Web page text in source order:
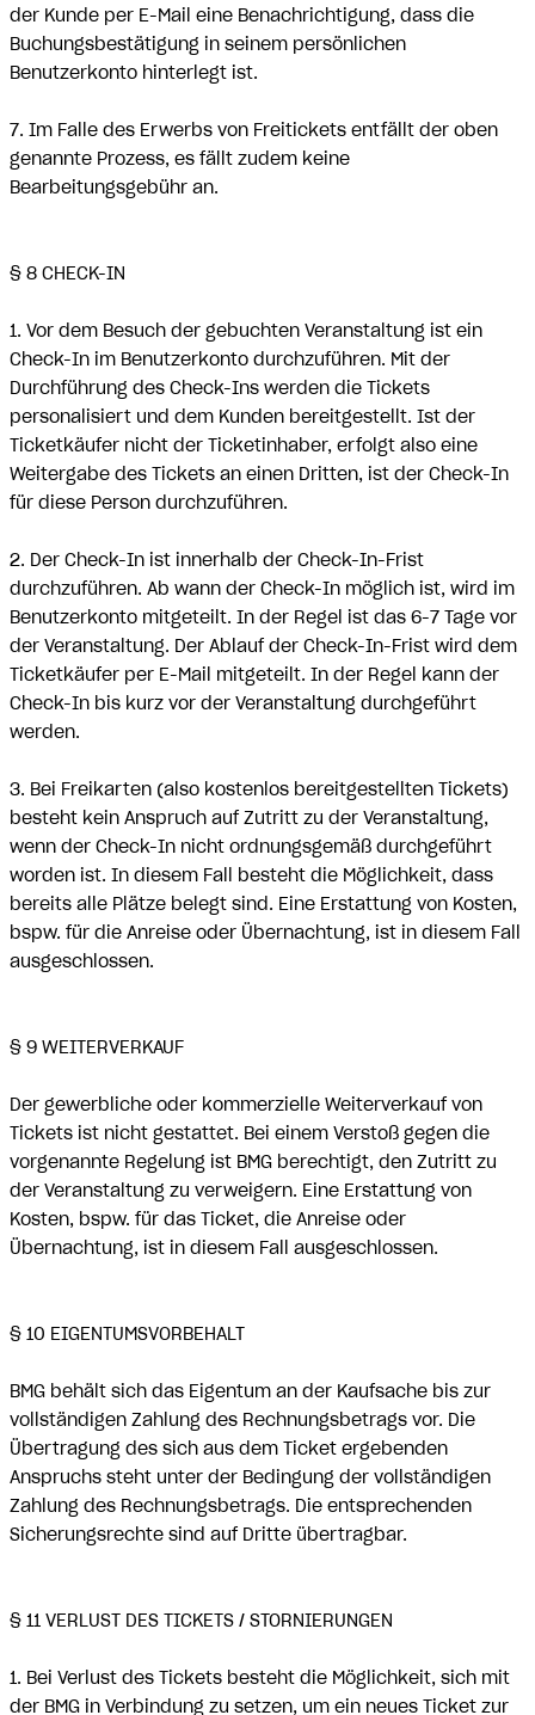
der Kunde per E-Mail eine Benachrichtigung, dass die
Buchungsbestätigung in seinem persönlichen
Benutzerkonto hinterlegt ist.
7. Im Falle des Erwerbs von Freitickets entfällt der oben
genannte Prozess, es fällt zudem keine
Bearbeitungsgebühr an.
§ 8 CHECK-IN
1. Vor dem Besuch der gebuchten Veranstaltung ist ein
Check-In im Benutzerkonto durchzuführen. Mit der
Durchführung des Check-Ins werden die Tickets
personalisiert und dem Kunden bereitgestellt. Ist der
Ticketkäufer nicht der Ticketinhaber, erfolgt also eine
Weitergabe des Tickets an einen Dritten, ist der Check-In
für diese Person durchzuführen.
2. Der Check-In ist innerhalb der Check-In-Frist
durchzuführen. Ab wann der Check-In möglich ist, wird im
Benutzerkonto mitgeteilt. In der Regel ist das 6-7 Tage vor
der Veranstaltung. Der Ablauf der Check-In-Frist wird dem
Ticketkäufer per E-Mail mitgeteilt. In der Regel kann der
Check-In bis kurz vor der Veranstaltung durchgeführt
werden.
3. Bei Freikarten (also kostenlos bereitgestellten Tickets)
besteht kein Anspruch auf Zutritt zu der Veranstaltung,
wenn der Check-In nicht ordnungsgemäß durchgeführt
worden ist. In diesem Fall besteht die Möglichkeit, dass
bereits alle Plätze belegt sind. Eine Erstattung von Kosten,
bspw. für die Anreise oder Übernachtung, ist in diesem Fall
ausgeschlossen.
§ 9 WEITERVERKAUF
Der gewerbliche oder kommerzielle Weiterverkauf von
Tickets ist nicht gestattet. Bei einem Verstoß gegen die
vorgenannte Regelung ist BMG berechtigt, den Zutritt zu
der Veranstaltung zu verweigern. Eine Erstattung von
Kosten, bspw. für das Ticket, die Anreise oder
Übernachtung, ist in diesem Fall ausgeschlossen.
§ 10 EIGENTUMSVORBEHALT
BMG behält sich das Eigentum an der Kaufsache bis zur
vollständigen Zahlung des Rechnungsbetrags vor. Die
Übertragung des sich aus dem Ticket ergebenden
Anspruchs steht unter der Bedingung der vollständigen
Zahlung des Rechnungsbetrags. Die entsprechenden
Sicherungsrechte sind auf Dritte übertragbar.
§ 11 VERLUST DES TICKETS / STORNIERUNGEN
1. Bei Verlust des Tickets besteht die Möglichkeit, sich mit
der BMG in Verbindung zu setzen, um ein neues Ticket zur